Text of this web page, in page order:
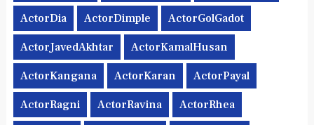
ActorDia ActorDimple ActorGolGadot
ActorJavedAkhtar ActorKamalHusan
ActorKangana ActorKaran ActorPayal
ActorRagni ActorRavina ActorRhea